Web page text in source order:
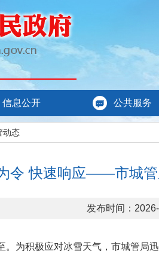
信息公开 公共服务
动态
令 快速响应——市城
发布时间：
。为积极应对冰雪天气，市城管